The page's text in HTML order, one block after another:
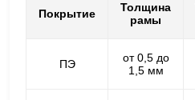
Покрытие
Толщина
рамы
ПЭ
от 0,5 до
1,5 мм